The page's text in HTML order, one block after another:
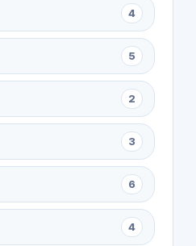
4
5
2
3
6
4